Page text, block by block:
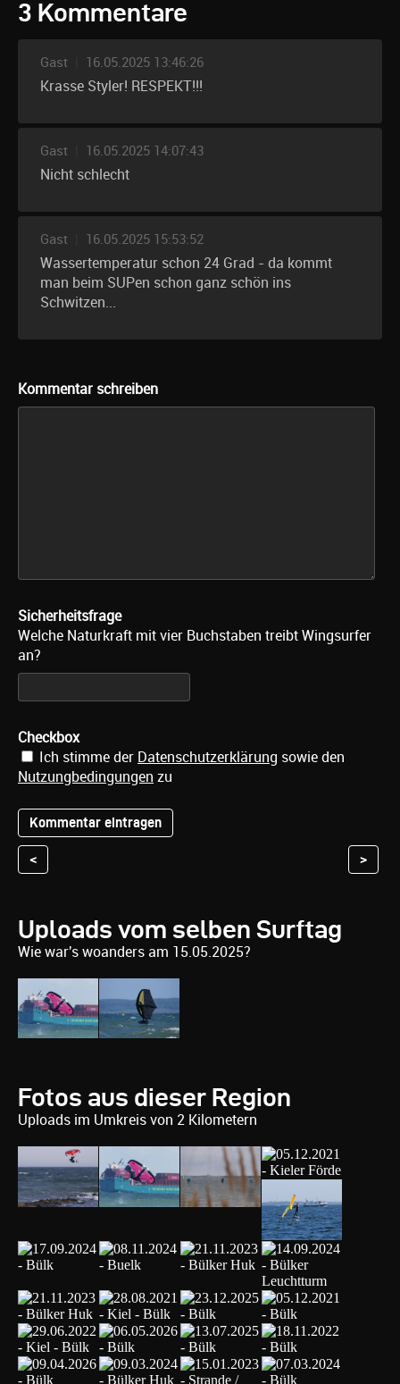
3 Kommentare
Gast 16.05.2025 13:46:26
Krasse Styler! RESPEKT!!!
Gast 16.05.2025 14:07:43
Nicht schlecht
Gast 16.05.2025 15:53:52
Wassertemperatur schon 24 Grad - da kommt
man beim SUPen schon ganz schön ins
Schwitzen...
Kommentar schreiben
Sicherheitsfrage
Welche Naturkraft mit vier Buchstaben treibt Wingsurfer
an?
Checkbox
Ich stimme der Datenschutzerklärung sowie den
Nutzungbedingungen zu
< >
Uploads vom selben Surftag
Wie war's woanders am 15.05.2025?
Fotos aus dieser Region
Uploads im Umkreis von 2 Kilometern